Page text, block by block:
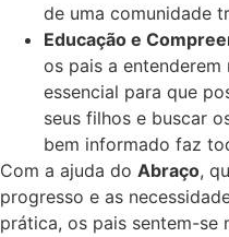
de uma comunidade
Educação e
os pais a
essencial para que
seus filhos e buscar
bem informado faz
Com a ajuda do Abraço,
progresso e as
prática, os pais sentem-se